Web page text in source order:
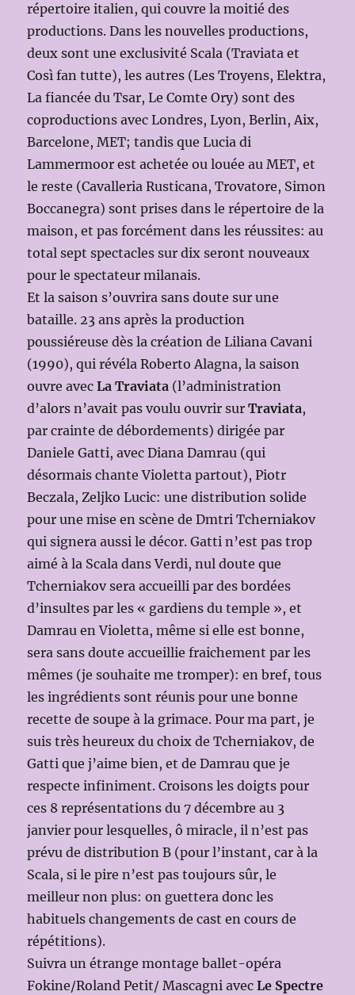
répertoire italien, qui couvre la moitié des
productions. Dans les nouvelles productions,
deux sont une exclusivité Scala (Traviata et
Così fan tutte), les autres (Les Troyens, Elektra,
La fiancée du Tsar, Le Comte Ory) sont des
coproductions avec Londres, Lyon, Berlin, Aix,
Barcelone, MET; tandis que Lucia di
Lammermoor est achetée ou louée au MET, et
le reste (Cavalleria Rusticana, Trovatore, Simon
Boccanegra) sont prises dans le répertoire de la
maison, et pas forcément dans les réussites: au
total sept spectacles sur dix seront nouveaux
pour le spectateur milanais.
Et la saison s’ouvrira sans doute sur une
bataille. 23 ans après la production
poussiéreuse dès la création de Liliana Cavani
(1990), qui révéla Roberto Alagna, la saison
ouvre avecLa Traviata (l’administration
d’alors n’avait pas voulu ouvrir surTraviata,
par crainte de débordements) dirigée par
Daniele Gatti, avec Diana Damrau (qui
désormais chante Violetta partout), Piotr
Beczala, Zeljko Lucic: une distribution solide
pour une mise en scène de Dmtri Tcherniakov
qui signera aussi le décor. Gatti n’est pas trop
aimé à la Scala dans Verdi, nul doute que
Tcherniakov sera accueilli par des bordées
d’insultes par les « gardiens du temple », et
Damrau en Violetta, même si elle est bonne,
sera sans doute accueillie fraichement par les
mêmes (je souhaite me tromper): en bref, tous
les ingrédients sont réunis pour une bonne
recette de soupe à la grimace. Pour ma part, je
suis très heureux du choix de Tcherniakov, de
Gatti que j’aime bien, et de Damrau que je
respecte infiniment. Croisons les doigts pour
ces 8 représentations du 7 décembre au 3
janvier pour lesquelles, ô miracle, il n’est pas
prévu de distribution B (pour l’instant, car à la
Scala, si le pire n’est pas toujours sûr, le
meilleur non plus: on guettera donc les
habituels changements de cast en cours de
répétitions).
Suivra un étrange montage ballet-opéra
Fokine/Roland Petit/ Mascagni avecLe Spectre